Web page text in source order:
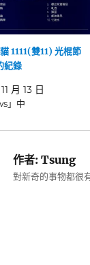
1111(雙11) 光棍節
紀錄
月 13 日
」中
作者:Tsung
對新奇的事物都很